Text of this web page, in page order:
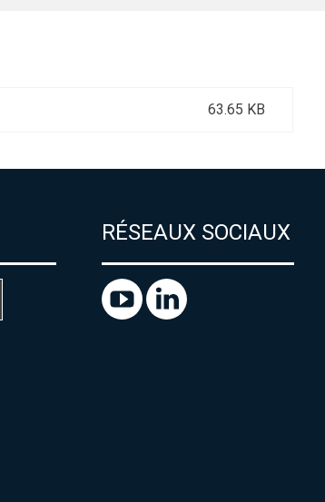
63.65 KB
RÉSEAUX SOCIAUX